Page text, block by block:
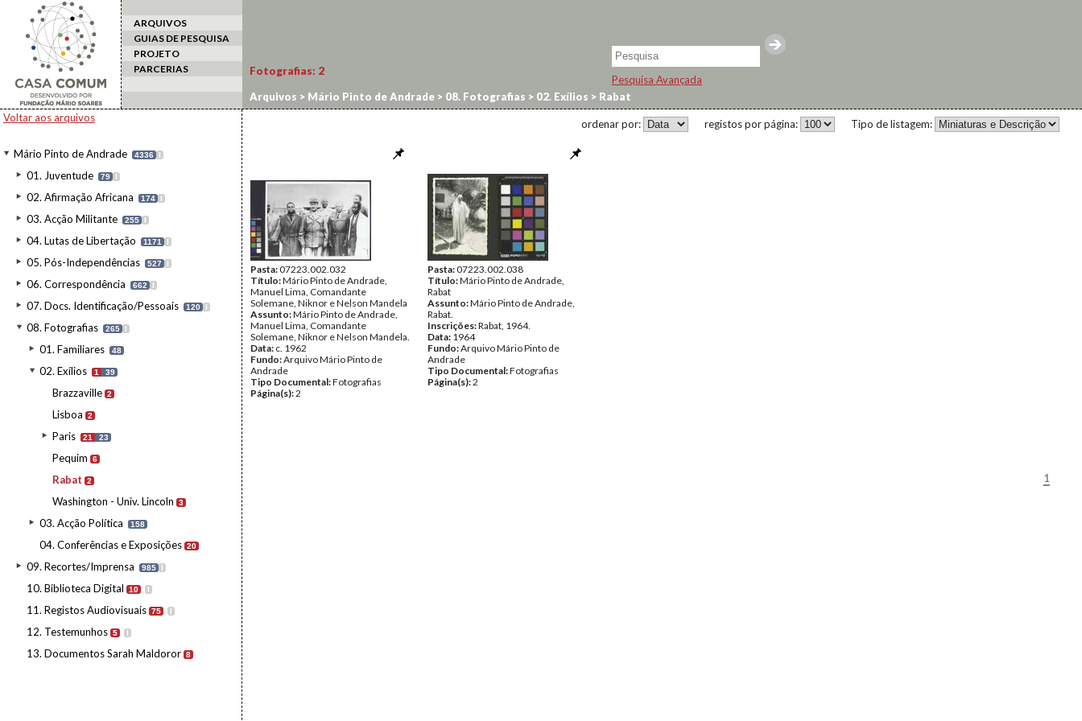
ARQUIVOS
GUIAS DE PESQUISA
PROJETO
PARCERIAS
Pesquisa Avançada
Voltar aos arquivos
Mário Pinto de Andrade 4336 I
01. Juventude 79 I
02. Afirmação Africana 174 I
03. Acção Militante 255 I
04. Lutas de Libertação 1171 I
05. Pós-Independências 527 I
06. Correspondência 662 I
07. Docs. Identificação/Pessoais 120 I
08. Fotografias 265 I
01. Familiares 48
02. Exílios 1 39
Brazzaville 2
Lisboa 2
Paris 21 23
Pequim 6
Rabat 2
Washington - Univ. Lincoln 3
03. Acção Política 158
04. Conferências e Exposições 20
09. Recortes/Imprensa 985 I
10. Biblioteca Digital 10 I
11. Registos Audiovisuais 75 I
12. Testemunhos 5 I
13. Documentos Sarah Maldoror 8
Fotografias: 2
Arquivos > Mário Pinto de Andrade > 08. Fotografias > 02. Exílios > Rabat
Tipo de listagem:
registos por página:
ordenar por:
Pasta:07223.002.032
Título:Mário Pinto de Andrade,
Manuel Lima, Comandante
Solemane, Niknor e Nelson Mandela
Assunto:Mário Pinto de Andrade,
Manuel Lima, Comandante
Solemane, Niknor e Nelson Mandela.
Data: c. 1962
Fundo:Arquivo Mário Pinto de
Andrade
Tipo Documental:Fotografias
Página(s):2
Pasta:07223.002.038
Título:Mário Pinto de Andrade,
Rabat
Assunto:Mário Pinto de Andrade,
Rabat.
Inscrições:Rabat, 1964.
Data: 1964
Fundo:Arquivo Mário Pinto de
Andrade
Tipo Documental:Fotografias
Página(s):2
1